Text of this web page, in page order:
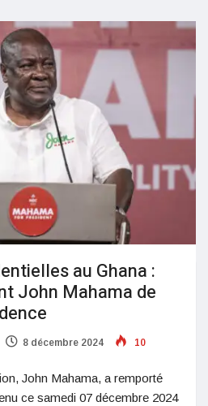
au Ghana :
John Mahama de
8 décembre 2024 10
John Mahama, a remporté
ce samedi 07 décembre 2024